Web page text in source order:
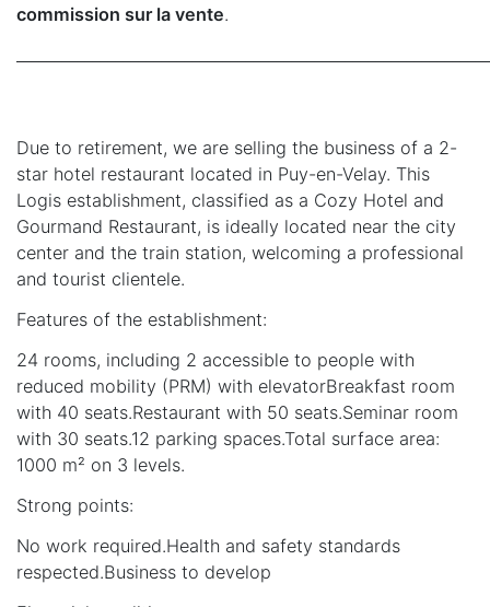
commission sur la vente.
Due to retirement, we are selling the business of a 2-
star hotel restaurant located in Puy-en-Velay. This
Logis establishment, classified as a Cozy Hotel and
Gourmand Restaurant, is ideally located near the city
center and the train station, welcoming a professional
and tourist clientele.
Features of the establishment:
24 rooms, including 2 accessible to people with
reduced mobility (PRM) with elevatorBreakfast room
with 40 seats.Restaurant with 50 seats.Seminar room
with 30 seats.12 parking spaces.Total surface area:
1000 m² on 3 levels.
Strong points:
No work required.Health and safety standards
respected.Business to develop